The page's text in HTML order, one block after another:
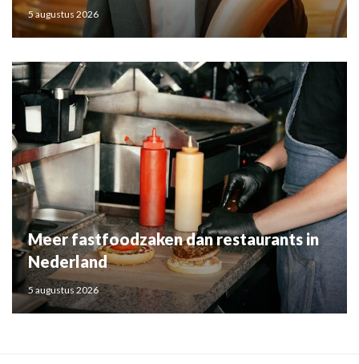
5 augustus 2026
Meer fastfoodzaken dan restaurants in
Nederland
5 augustus 2026